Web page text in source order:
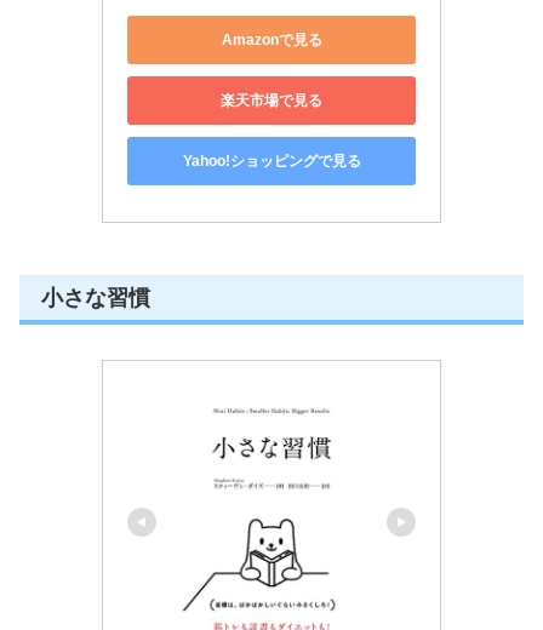
Amazonで見る
楽天市場で見る
Yahoo!ショッピングで見る
小さな習慣